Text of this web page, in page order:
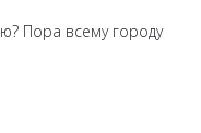
Пора всему городу